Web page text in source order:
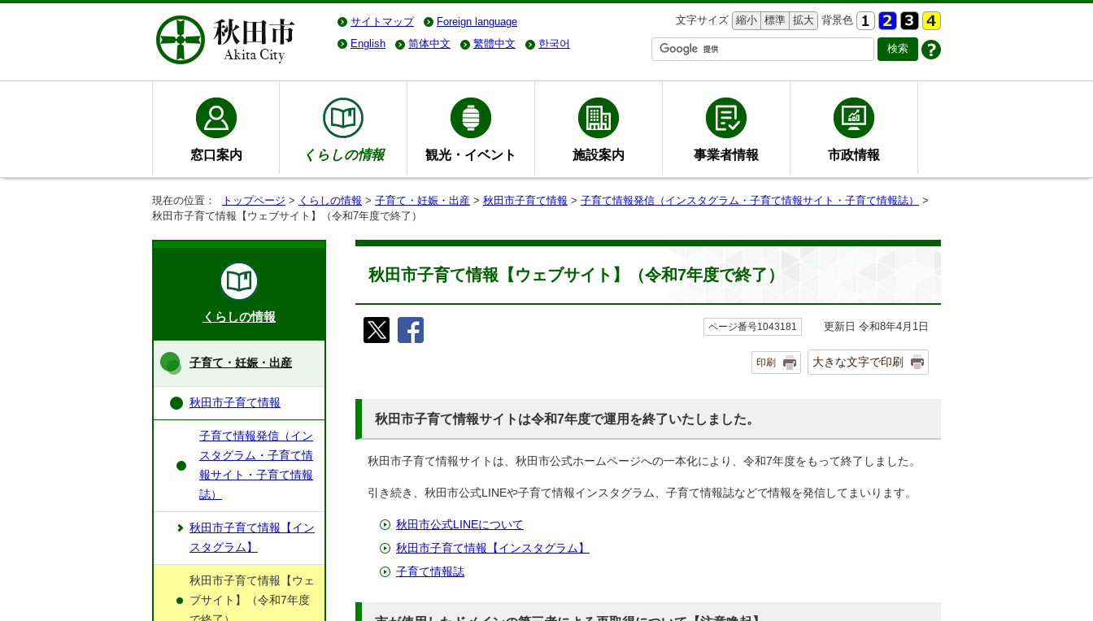
サイトマップ Foreign language 文字サイズ 縮小 標準 拡大 背景色
English
简体中文 繁體中文 한국어
窓口案内 くらしの情報 観光・イベント 施設案内 事業者情報 市政情報
現在の位置： トップページ > くらしの情報 > 子育て・妊娠・出産 > 秋田市子育て情報 > 子育て情報発信（インスタグラム・子育て情報サイト・子育て情報誌）
>
秋田市子育て情報【ウェブサイト】（令和7年度で終了）
秋田市子育て情報【ウェブサイト】（令和7年度で終了）
ページ番号1043181 更新日 令和8年4月1日
印刷 大きな文字で印刷
秋田市子育て情報サイトは令和7年度で運用を終了いたしました。
秋田市子育て情報サイトは、秋田市公式ホームページへの一本化により、令和7年度をもって終了しました。
引き続き、秋田市公式LINEや子育て情報インスタグラム、子育て情報誌などで情報を発信してまいります。
秋田市公式LINEについて
秋田市子育て情報【インスタグラム】
子育て情報誌
くらしの情報
子育て・妊娠・出産
秋田市子育て情報
子育て情報発信（イン
スタグラム・子育て情
報サイト・子育て情報
誌）
秋田市子育て情報【イン
スタグラム】
秋田市子育て情報【ウェ
ブサイト】（令和7年度